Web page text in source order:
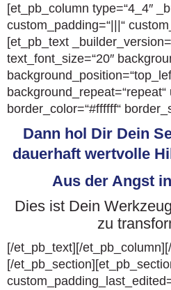
[et_pb_column type=“4_4″
custom_padding=“|||“
[et_pb_text
text_font_size=“20″
border_color=“#ffffff“
Dann hol Dir Dein
dauerhaft wertvolle
Aus der Angst
Dies ist Dein
zu
[/et_pb_text][/
[/